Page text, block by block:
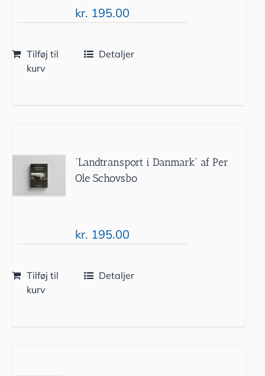
kr. 195.00
Tilføj til
kurv
Detaljer
“Landtransport i Danmark” af Per
Ole Schovsbo
kr. 195.00
Tilføj til
kurv
Detaljer